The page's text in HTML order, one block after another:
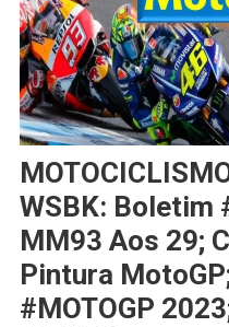
WSBK: Boletim
MM93 Aos 29;
Pintura
#MOTOGP